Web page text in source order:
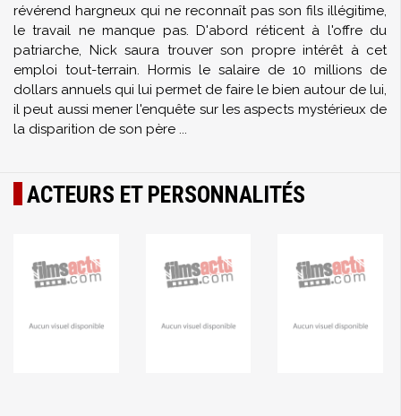
révérend hargneux qui ne reconnaît pas son fils illégitime,
le travail ne manque pas. D'abord réticent à l'offre du
patriarche, Nick saura trouver son propre intérêt à cet
emploi tout-terrain. Hormis le salaire de 10 millions de
dollars annuels qui lui permet de faire le bien autour de lui,
il peut aussi mener l'enquête sur les aspects mystérieux de
la disparition de son père ...
ACTEURS ET PERSONNALITÉS